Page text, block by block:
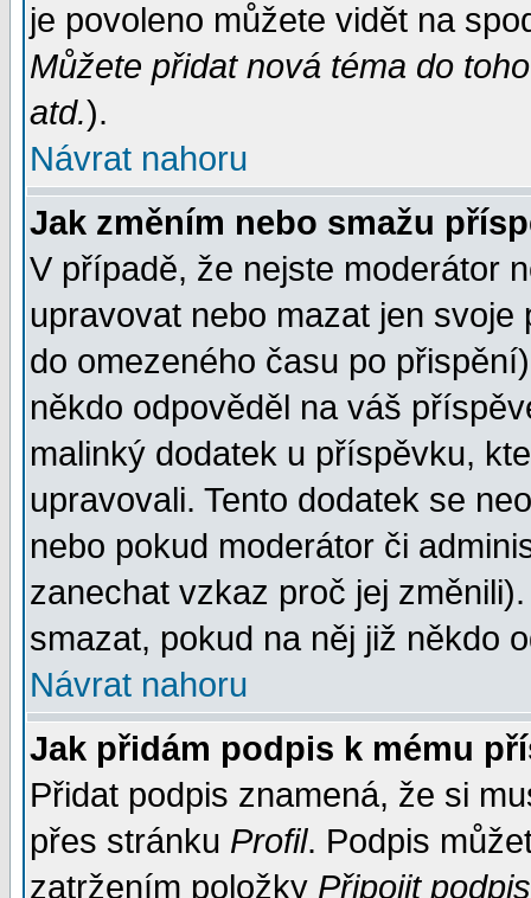
je povoleno můžete vidět na
Můžete přidat nová téma do
atd.).
Návrat nahoru
Jak změním nebo smažu
V případě, že nejste moderátor
upravovat nebo mazat jen
do omezeného času po
někdo odpověděl na váš
malinký dodatek u příspěvku,
upravovali. Tento dodatek se
nebo pokud moderátor či
zanechat vzkaz proč jej
smazat, pokud na něj již někdo
Návrat nahoru
Jak přidám podpis k mému
Přidat podpis znamená, že si
přes stránku Profil. Podpis
zatržením položky Připojit podpis